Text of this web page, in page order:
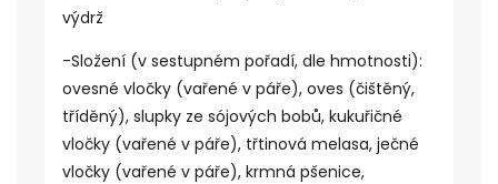
výdrž
-Složení (v sestupném pořadí, dle hmotnosti):
ovesné vločky (vařené v páře), oves (čištěný,
tříděný), slupky ze sójových bobů, kukuřičné
vločky (vařené v páře), třtinová melasa, ječné
vločky (vařené v páře), krmná pšenice,